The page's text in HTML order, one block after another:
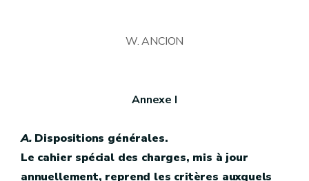
W. ANCION
Annexe I
A.Dispositions générales.
Le cahier spécial des charges, mis à jour
annuellement, reprend les critères auxquels